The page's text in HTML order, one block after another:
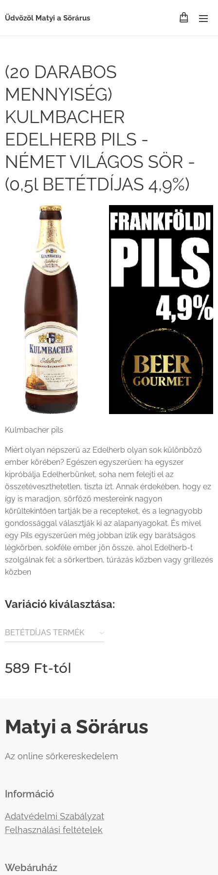
Üdvözöl Matyi a Sörárus
(20 DARABOS
MENNYISÉG)
KULMBACHER
EDELHERB PILS -
NÉMET VILÁGOS SÖR -
(0,5l BETÉTDÍJAS 4,9%)
Kulmbacher pils
Miért olyan népszerű az Edelherb olyan sok különböző
ember körében? Egészen egyszerűen: ha egyszer
kipróbálja Edelherbünket, soha nem felejti el az
összetéveszthetetlen, tiszta ízt. Annak érdekében, hogy ez
így is maradjon, sörfőző mestereink nagyon
körültekintően tartják be a recepteket, és a legnagyobb
gondossággal választják ki az alapanyagokat. És mivel
egy Pils egyszerűen még jobban ízlik egy barátságos
légkörben, sokféle ember jön össze, ahol Edelherb-t
szolgálnak fel: a sörkertben, túrázás közben vagy grillezés
közben
Variáció kiválasztása:
BETÉTDÍJAS TERMÉK
589 Ft-tól
Matyi a Sörárus
Az online sörkereskedelem
Információ
Adatvédelmi Szabályzat
Felhasználási feltételek
Webáruház